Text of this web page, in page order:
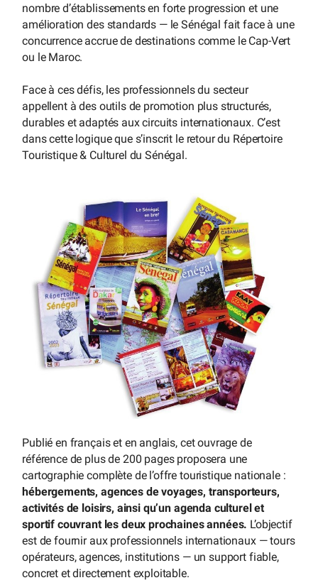
nombre d’établissements en forte progression et une
amélioration des standards — le Sénégal fait face à une
concurrence accrue de destinations comme le Cap-Vert
ou le Maroc.
Face à ces défis, les professionnels du secteur
appellent à des outils de promotion plus structurés,
durables et adaptés aux circuits internationaux. C’est
dans cette logique que s’inscrit le retour du Répertoire
Touristique & Culturel du Sénégal.
Publié en français et en anglais, cet ouvrage de
référence de plus de 200 pages proposera une
cartographie complète de l’offre touristique nationale :
hébergements, agences de voyages, transporteurs,
activités de loisirs, ainsi qu’un agenda culturel et
sportif couvrant les deux prochaines années. L’objectif
est de fournir aux professionnels internationaux — tours
opérateurs, agences, institutions — un support fiable,
concret et directement exploitable.